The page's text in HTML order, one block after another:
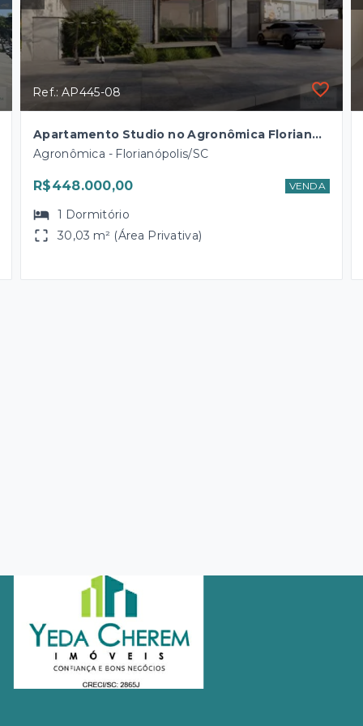
Ref.: AP445-08
Apartamento Studio no Agronômica Florianópolis
Agronômica - Florianópolis/SC
R$448.000,00 VENDA
1 Dormitório
30,03 m² (Área Privativa)